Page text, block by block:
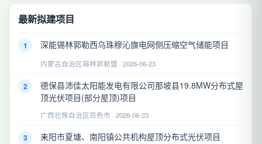
最新拟建项目
1 深能锡林郭勒西乌珠穆沁旗电网侧压缩空气储能项目
内蒙古自治区锡林郭勒盟 · 2026-06-23
2
德保县沛佳太阳能发电有限公司那坡县19.8MW分布式屋
顶光伏项目(部分屋顶)项目
广西壮族自治区百色市 · 2026-06-23
3 耒阳市夏塘、南阳镇公共机构屋顶分布式光伏项目